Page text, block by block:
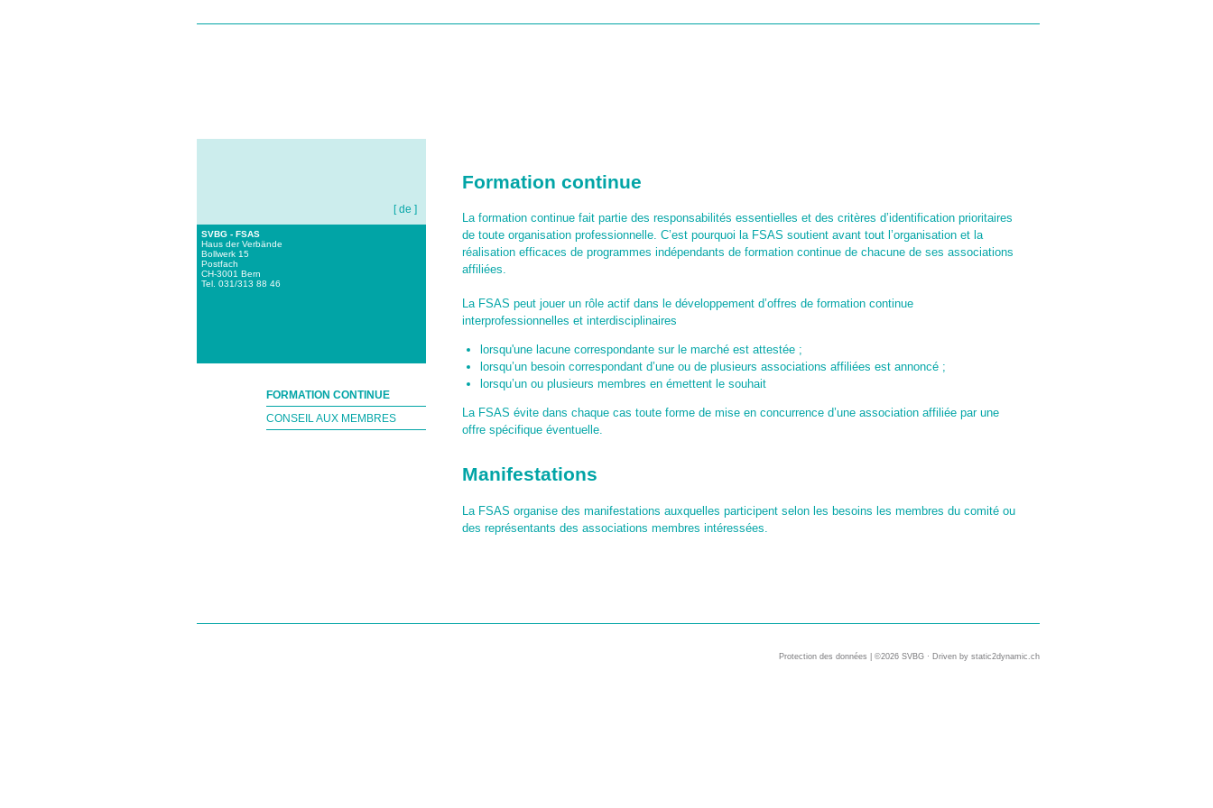
Formation continue
La formation continue fait partie des responsabilités essentielles et des critères d’identification prioritaires
de toute organisation professionnelle. C’est pourquoi la FSAS soutient avant tout l’organisation et la
réalisation efficaces de programmes indépendants de formation continue de chacune de ses associations
affiliées.
La FSAS peut jouer un rôle actif dans le développement d’offres de formation continue
interprofessionnelles et interdisciplinaires
lorsqu'une lacune correspondante sur le marché est attestée ;
lorsqu’un besoin correspondant d’une ou de plusieurs associations affiliées est annoncé ;
lorsqu’un ou plusieurs membres en émettent le souhait
La FSAS évite dans chaque cas toute forme de mise en concurrence d’une association affiliée par une
offre spécifique éventuelle.
Manifestations
La FSAS organise des manifestations auxquelles participent selon les besoins les membres du comité ou
des représentants des associations membres intéressées.
[ de ]
SVBG - FSAS
Haus der Verbände
Bollwerk 15
Postfach
CH-3001 Bern
Tel. 031/313 88 46
FORMATION CONTINUE
CONSEIL AUX MEMBRES
Protection des données | ©2026 SVBG · Driven by static2dynamic.ch